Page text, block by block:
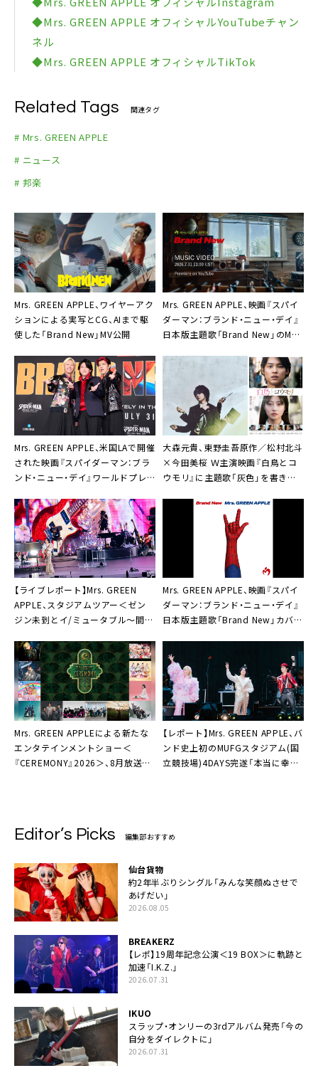
◆Mrs. GREEN APPLE オフィシャルYouTubeチャン
ネル
◆Mrs. GREEN APPLE オフィシャルTikTok
Related Tags 関連タグ
# Mrs. GREEN APPLE
# ニュース
# 邦楽
Mrs. GREEN APPLE、ワイヤーアク
ションによる実写とCG、AIまで駆
使した「Brand New」MV公開
Mrs. GREEN APPLE、映画『スパイ
ダーマン：ブランド・ニュー・デイ』
日本版主題歌「Brand New」のMV
Mrs. GREEN APPLE、米国LAで開催
された映画『スパイダーマン：ブラ
ンド・ニュー・デイ』ワールドプレ
大森元貴、東野圭吾原作／松村北斗
×今田美桜 Ｗ主演映画『白鳥とコ
ウモリ』に主題歌「灰色」を書き下
【ライブレポート】Mrs. GREEN
APPLE、スタジアムツアー＜ゼン
ジン未到とイ/ミュータブル～間奏
高です！最高です！」
Mrs. GREEN APPLE、映画『スパイ
ダーマン：ブランド・ニュー・デイ』
日本版主題歌「Brand New」カバー
Mrs. GREEN APPLEによる新たな
エンタテインメントショー＜
『CEREMONY』2026＞、8月放送／
【レポート】Mrs. GREEN APPLE、バ
ンド史上初のMUFGスタジアム(国
立競技場)4DAYS完遂「本当に幸せ
Editor’s Picks 編集部おすすめ
仙台貨物
約2年半ぶりシングル「みんな笑顔ぬさせで
あげだい」
2026.08.05
BREAKERZ
【レポ】19周年記念公演＜19 BOX＞に軌跡と
加速「I.K.Z.」
2026.07.31
IKUO
スラップ・オンリーの3rdアルバム発売「今の
自分をダイレクトに」
2026.07.31